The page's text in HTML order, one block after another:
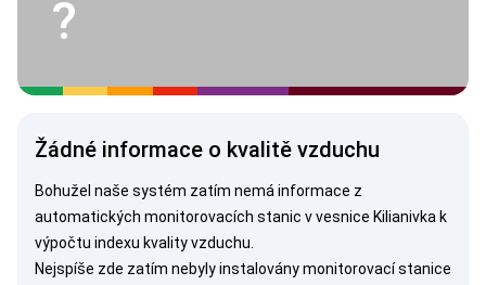
?
Žádné informace o kvalitě vzduchu
Bohužel naše systém zatím nemá informace z
automatických monitorovacích stanic v vesnice Kilianivka k
výpočtu indexu kvality vzduchu.
Nejspíše zde zatím nebyly instalovány monitorovací stanice